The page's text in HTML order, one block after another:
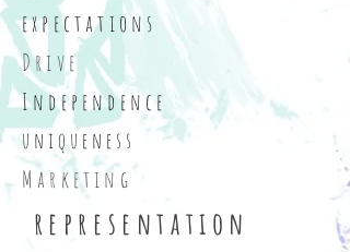
expectations
Drive
Independence
uniqueness
Marketing
representation